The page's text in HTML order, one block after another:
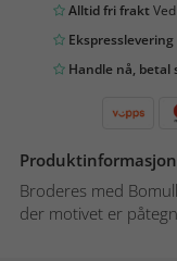
Alltid fri frakt
Ekspresslevering
Handle nå, betal
Produktinformasjon
Broderes med
der motivet er